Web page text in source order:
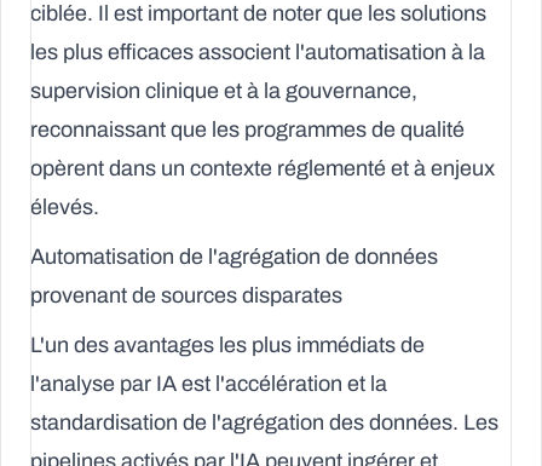
ciblée. Il est important de noter que les solutions
les plus efficaces associent l'automatisation à la
supervision clinique et à la gouvernance,
reconnaissant que les programmes de qualité
opèrent dans un contexte réglementé et à enjeux
élevés.
Automatisation de l'agrégation de données
provenant de sources disparates
L'un des avantages les plus immédiats de
l'analyse par IA est l'accélération et la
standardisation de l'agrégation des données. Les
pipelines activés par l'IA peuvent ingérer et